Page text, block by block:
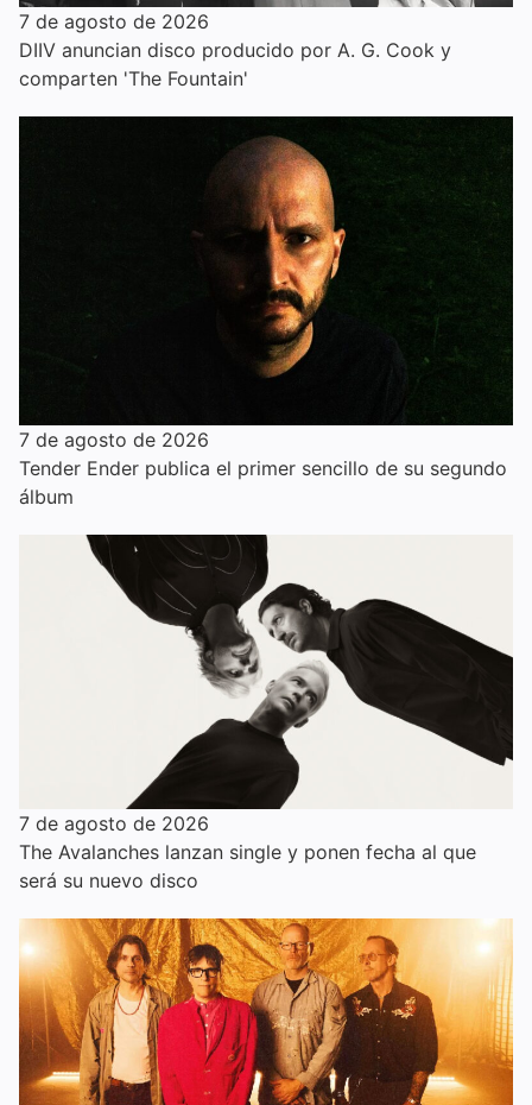
7 de agosto de 2026
DIIV anuncian disco producido por A. G. Cook y
comparten 'The Fountain'
7 de agosto de 2026
Tender Ender publica el primer sencillo de su segundo
álbum
7 de agosto de 2026
The Avalanches lanzan single y ponen fecha al que
será su nuevo disco